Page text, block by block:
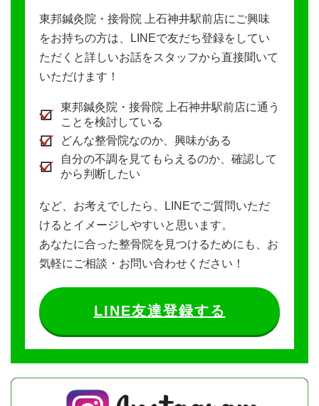
東邦鍼灸院・接骨院 上石神井駅前店にご興味
をお持ちの方は、LINEで友だち登録をしてい
ただくと詳しいお話をスタッフから直接聞いて
いただけます！
東邦鍼灸院・接骨院 上石神井駅前店に通う
ことを検討している
どんな整骨院なのか、興味がある
自分の不調を見てもらえるのか、確認して
から判断したい
など、お考えでしたら、LINEでご質問いただ
けるとイメージしやすいと思います。
あなたに合った整骨院を見つけるためにも、お
気軽にご相談・お問い合わせください！
LINE友達登録する